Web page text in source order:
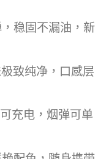
稳固不漏油，新
致纯净，口感层
充电，烟弹可单